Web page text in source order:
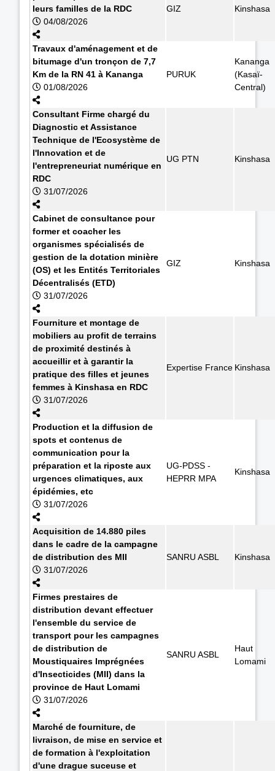
leurs familles de la RDC
04/08/2026
GIZ Kinshasa
Travaux d'aménagement et de
bitumage d'un tronçon de 7,7
Km de la RN 41 à Kananga
01/08/2026
PURUK
Kananga
(Kasaï-
Central)
Consultant Firme chargé du
Diagnostic et Assistance
Technique de l'Ecosystème de
l'Innovation et de
l'entrepreneuriat numérique en
RDC
31/07/2026
UG PTN Kinshasa
Cabinet de consultance pour
former et coacher les
organismes spécialisés de
gestion de la dotation minière
(OS) et les Entités Territoriales
Décentralisés (ETD)
31/07/2026
GIZ Kinshasa
Fourniture et montage de
mobiliers au profit de terrains
de proximité destinés à
accueillir et à garantir la
pratique des filles et jeunes
femmes à Kinshasa en RDC
31/07/2026
Expertise France Kinshasa
Production et la diffusion de
spots et contenus de
communication pour la
préparation et la riposte aux
urgences climatiques, aux
épidémies, etc
31/07/2026
UG-PDSS -
HEPRR MPA
Kinshasa
Acquisition de 14.880 piles
dans le cadre de la campagne
de distribution des MII
31/07/2026
SANRU ASBL Kinshasa
Firmes prestaires de
distribution devant effectuer
l'ensemble du service de
transport pour les campagnes
de distribution de
Moustiquaires Imprégnées
d'Insecticides (MII) dans la
province de Haut Lomami
31/07/2026
SANRU ASBL
Haut
Lomami
Marché de fourniture, de
livraison, de mise en service et
de formation à l'exploitation
d'une drague suceuse et